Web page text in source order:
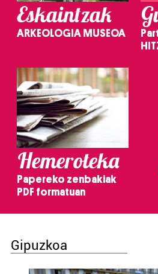
Eskaintzak
ARKEOLOGIA MUSEOA
Hemeroteka
Papereko zenbakiak
PDF formatuan
Gipuzkoa